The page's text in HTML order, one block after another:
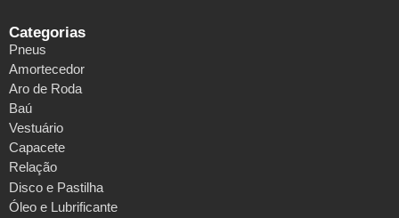
Categorias
Pneus
Amortecedor
Aro de Roda
Baú
Vestuário
Capacete
Relação
Disco e Pastilha
Óleo e Lubrificante